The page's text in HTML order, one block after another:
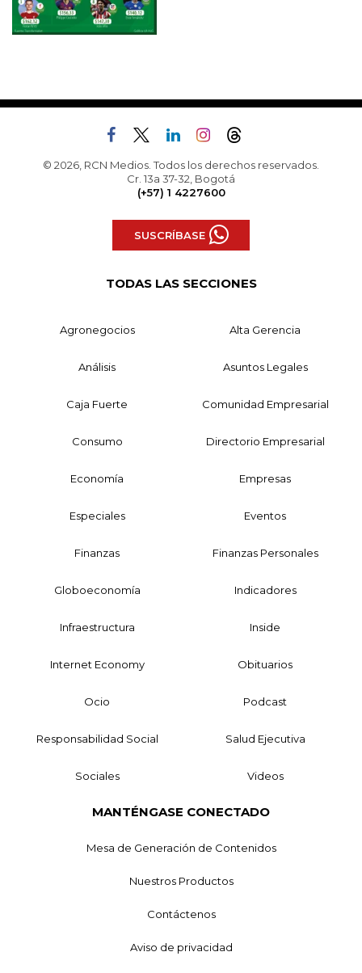
© 2026, RCN Medios. Todos los derechos reservados.
Cr. 13a 37-32, Bogotá
(+57) 1 4227600
SUSCRÍBASE
TODAS LAS SECCIONES
Agronegocios Alta Gerencia
Análisis Asuntos Legales
Caja Fuerte Comunidad Empresarial
Consumo Directorio Empresarial
Economía Empresas
Especiales Eventos
Finanzas Finanzas Personales
Globoeconomía Indicadores
Infraestructura Inside
Internet Economy Obituarios
Ocio Podcast
Responsabilidad Social Salud Ejecutiva
Sociales Videos
MANTÉNGASE CONECTADO
Mesa de Generación de Contenidos
Nuestros Productos
Contáctenos
Aviso de privacidad